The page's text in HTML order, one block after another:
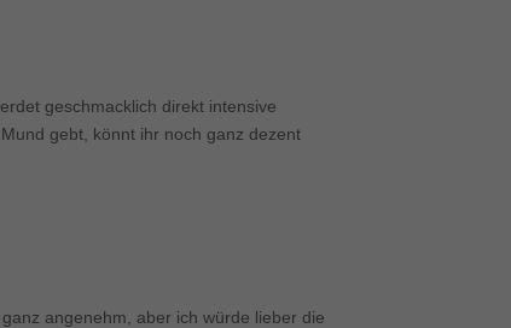
geschmacklich direkt intensive
gebt, könnt ihr noch ganz dezent
angenehm, aber ich würde lieber die